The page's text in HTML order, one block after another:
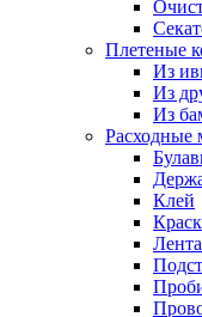
Плетеные
Из
Из
Из
Расходные
Клей